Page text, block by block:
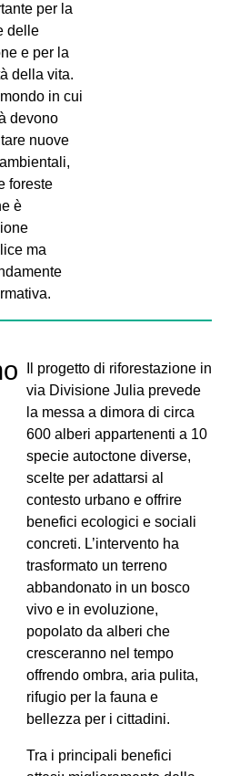
per la
delle
e per la
della vita.
mondo in cui
devono
nuove
foreste
è
ma
Il progetto di riforestazione in
via Divisione Julia prevede
la messa a dimora di circa
600 alberi appartenenti a 10
specie autoctone diverse,
scelte per adattarsi al
contesto urbano e offrire
benefici ecologici e sociali
concreti. L’intervento ha
trasformato un terreno
abbandonato in un bosco
vivo e in evoluzione,
popolato da alberi che
cresceranno nel tempo
offrendo ombra, aria pulita,
rifugio per la fauna e
bellezza per i cittadini.
Tra i principali benefici